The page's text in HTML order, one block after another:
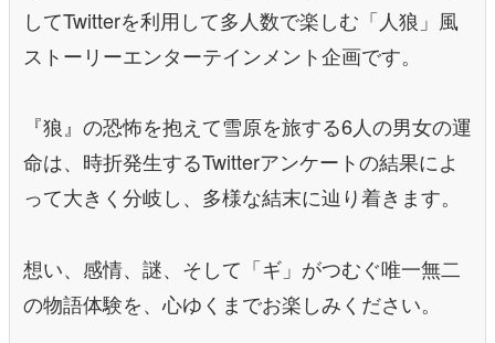
してTwitterを利用して多人数で楽しむ「人狼」風
ストーリーエンターテインメント企画です。
『狼』の恐怖を抱えて雪原を旅する6人の男女の運
命は、時折発生するTwitterアンケートの結果によ
って大きく分岐し、多様な結末に辿り着きます。
想い、感情、謎、そして「ギ」がつむぐ唯一無二
の物語体験を、心ゆくまでお楽しみください。